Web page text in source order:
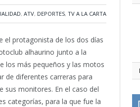
, ATV, DEPORTES, TV A LA CARTA
el protagonista de los dos días
alhaurino junto a la
los más pequeños y las motos
de diferentes carreras para
sus monitores. En el caso del
categorías, para la que fue la